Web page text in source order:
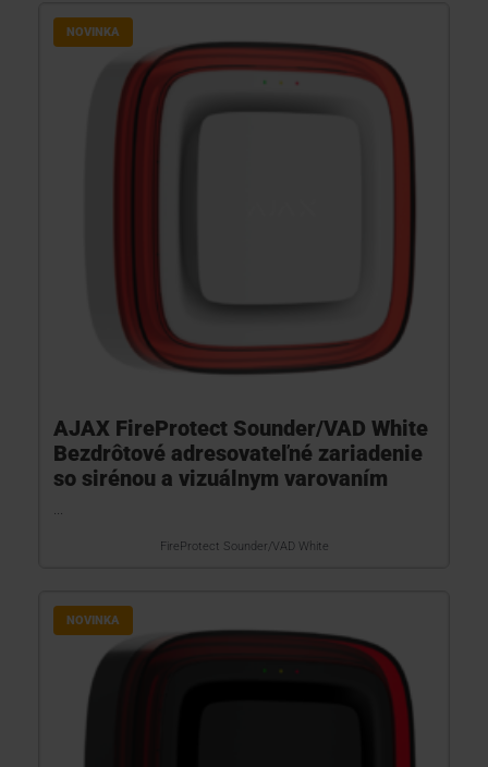
NOVINKA
AJAX FireProtect Sounder/VAD White
Bezdrôtové adresovateľné zariadenie
so sirénou a vizuálnym varovaním
FireProtect Sounder/VAD White
NOVINKA